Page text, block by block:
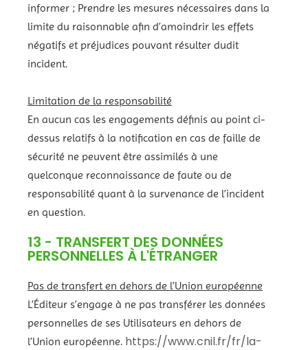
informer ; Prendre les mesures nécessaires dans la
limite du raisonnable afin d’amoindrir les effets
négatifs et préjudices pouvant résulter dudit
incident.
Limitation de la responsabilité
En aucun cas les engagements définis au point ci-
dessus relatifs à la notification en cas de faille de
sécurité ne peuvent être assimilés à une
quelconque reconnaissance de faute ou de
responsabilité quant à la survenance de l’incident
en question.
13 - TRANSFERT DES DONNÉES
PERSONNELLES À L'ÉTRANGER
Pas de transfert en dehors de l’Union européenne
L’Éditeur s’engage à ne pas transférer les données
personnelles de ses Utilisateurs en dehors de
l’Union européenne. https://www.cnil.fr/fr/la-